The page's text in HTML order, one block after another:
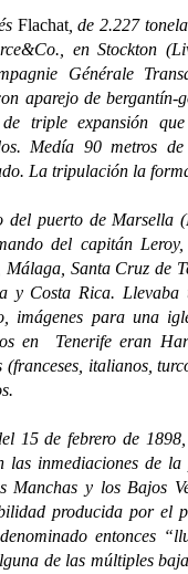
Flachat, de 2.227
en Stockton
Générale
aparejo de bergantín-
triple expansión
Medía 90 metros
La tripulación la
de Marsella
del capitán
Málaga, Santa Cruz de
y Costa Rica. Llevaba
imágenes para una
en Tenerife eran
italianos,
de febrero de 1898,
las inmediaciones de la
Manchas y los Bajos
producida por el
entonces
de las múltiples